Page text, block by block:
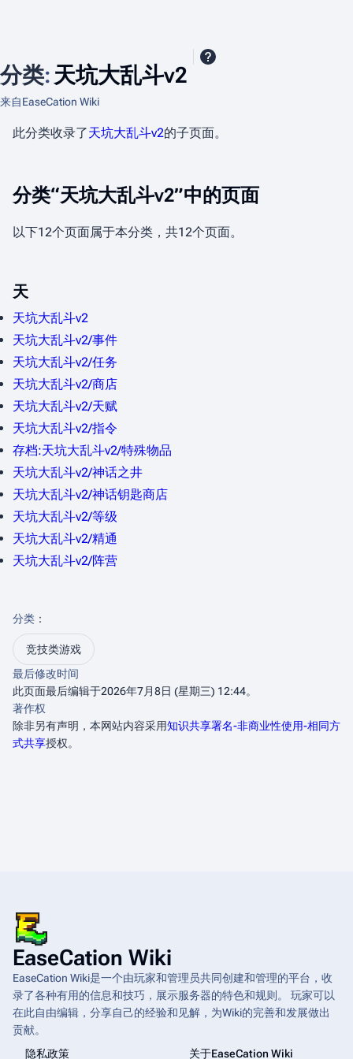
分类: 天坑大乱斗v2
来自EaseCation Wiki
此分类收录了天坑大乱斗v2的子页面。
分类“天坑大乱斗v2”中的页面
以下12个页面属于本分类，共12个页面。
天
天坑大乱斗v2
天坑大乱斗v2/事件
天坑大乱斗v2/任务
天坑大乱斗v2/商店
天坑大乱斗v2/天赋
天坑大乱斗v2/指令
存档:天坑大乱斗v2/特殊物品
天坑大乱斗v2/神话之井
天坑大乱斗v2/神话钥匙商店
天坑大乱斗v2/等级
天坑大乱斗v2/精通
天坑大乱斗v2/阵营
分类 ：​
竞技类游戏
最后修改时间
此页面最后编辑于2026年7月8日 (星期三) 12:44。
著作权
除非另有声明，本网站内容采用知识共享署名-非商业性使用-相同方
式共享授权。
EaseCation Wiki
EaseCation Wiki是一个由玩家和管理员共同创建和管理的平台，收
录了各种有用的信息和技巧，展示服务器的特色和规则。 玩家可以
在此自由编辑，分享自己的经验和见解，为Wiki的完善和发展做出
贡献。
隐私政策
关于EaseCation Wiki